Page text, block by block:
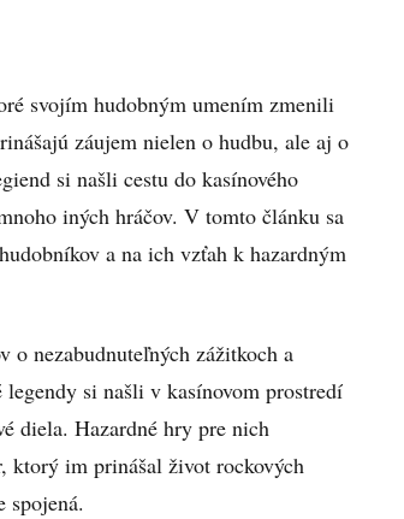
svojím hudobným umením zmenili
záujem nielen o hudbu, ale aj o
si našli cestu do kasínového
iných hráčov. V tomto článku sa
a na ich vzťah k hazardným
o nezabudnuteľných zážitkoch a
legendy si našli v kasínovom prostredí
diela. Hazardné hry pre nich
ktorý im prinášal život rockových
spojená.